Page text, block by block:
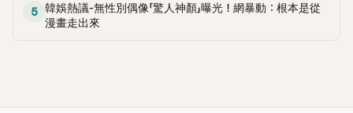
5
韓娛熱議-無性別偶像「驚人神顏」曝光！網暴動：根本是從
漫畫走出來